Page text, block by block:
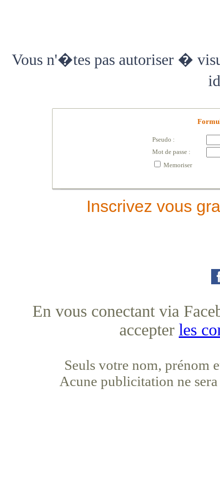
Vous n'�tes pas autoriser �
Pseudo :
Mot de passe :
Memoriser
Inscrivez vous
En vous conectant via
accepter les
Seuls votre nom, prénom
Acune publicitation ne